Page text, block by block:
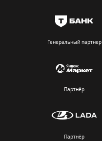
Генеральный партнер
Партнёр
Партнёр